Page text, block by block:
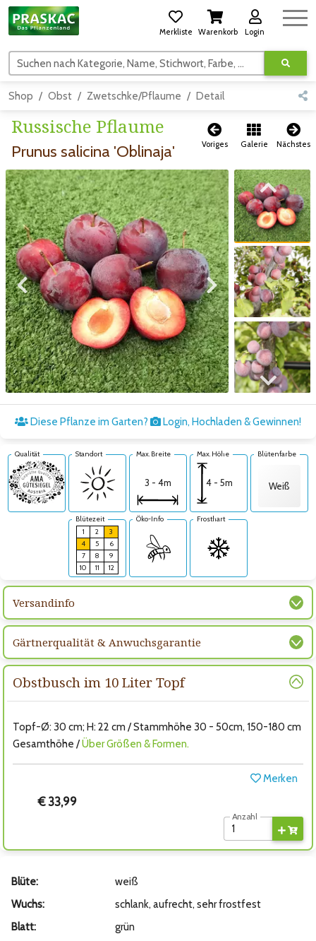
Merkliste Warenkorb Login
Suchen nach Kategorie, Name, Stichwort, Farbe, usw.
Shop Obst Zwetschke/Pflaume Detail
Russische Pflaume
Prunus salicina 'Oblinaja' Voriges Galerie Nächstes
Zum vorigen Bild Zum nächsten Bild
Zum vorigen Bild
Zum nächsten Bild
Diese Pflanze im Garten? Login, Hochladen & Gewinnen!
Qualität Standort Max. Breite
3 - 4m
Max. Höhe
4 - 5m
Blütenfarbe
Weiß
Blütezeit
1
2
3
4
5
6
7
8
9
10
11 12
Öko-Info Frosthart
Versandinfo
Gärtnerqualität & Anwuchsgarantie
Obstbusch im 10 Liter Topf
Topf-Ø: 30 cm; H: 22 cm / Stammhöhe 30 - 50cm, 150-180 cm
Gesamthöhe /Über Größen & Formen.
Merken
€ 33,99
Anzahl
Blüte:
weiß
Wuchs:
schlank, aufrecht, sehr frostfest
Blatt:
grün